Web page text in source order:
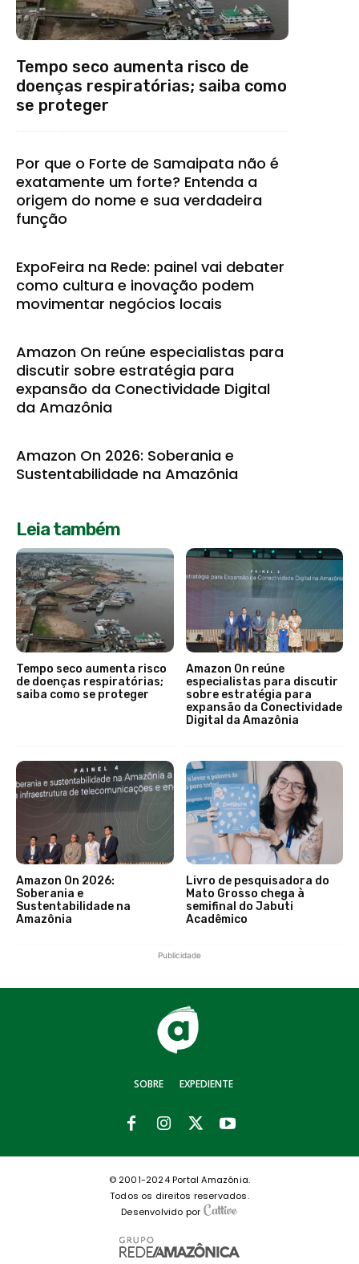
Tempo seco aumenta risco de
doenças respiratórias; saiba como
se proteger
Por que o Forte de Samaipata não é
exatamente um forte? Entenda a
origem do nome e sua verdadeira
função
ExpoFeira na Rede: painel vai debater
como cultura e inovação podem
movimentar negócios locais
Amazon On reúne especialistas para
discutir sobre estratégia para
expansão da Conectividade Digital
da Amazônia
Amazon On 2026: Soberania e
Sustentabilidade na Amazônia
Leia também
Tempo seco aumenta risco
de doenças respiratórias;
saiba como se proteger
Amazon On reúne
especialistas para discutir
sobre estratégia para
expansão da Conectividade
Digital da Amazônia
Amazon On 2026:
Soberania e
Sustentabilidade na
Amazônia
Livro de pesquisadora do
Mato Grosso chega à
semifinal do Jabuti
Acadêmico
Publicidade
SOBRE EXPEDIENTE
© 2001-2024 Portal Amazônia.
Todos os direitos reservados.
Desenvolvido por